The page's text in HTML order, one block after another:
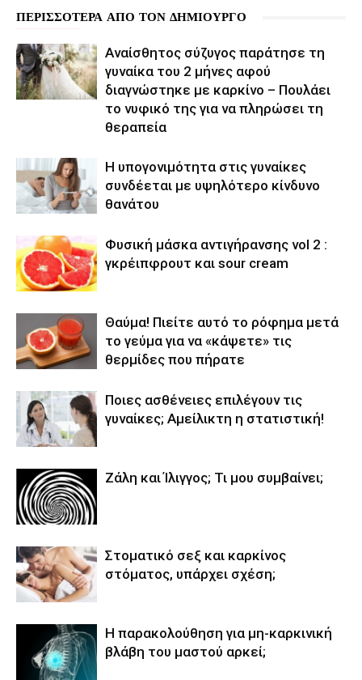
ΠΕΡΙΣΣΟΤΕΡΑ ΑΠΟ ΤΟΝ ΔΗΜΙΟΥΡΓΟ
Αναίσθητος σύζυγος παράτησε τη
γυναίκα του 2 μήνες αφού
διαγνώστηκε με καρκίνο – Πουλάει
το νυφικό της για να πληρώσει τη
θεραπεία
Η υπογονιμότητα στις γυναίκες
συνδέεται με υψηλότερο κίνδυνο
θανάτου
Φυσική μάσκα αντιγήρανσης vol 2 :
γκρέιπφρουτ και sour cream
Θαύμα! Πιείτε αυτό το ρόφημα μετά
το γεύμα για να «κάψετε» τις
θερμίδες που πήρατε
Ποιες ασθένειες επιλέγουν τις
γυναίκες; Αμείλικτη η στατιστική!
Ζάλη και Ίλιγγος; Τι μου συμβαίνει;
Στοματικό σεξ και καρκίνος
στόματος, υπάρχει σχέση;
Η παρακολούθηση για μη-καρκινική
βλάβη του μαστού αρκεί;